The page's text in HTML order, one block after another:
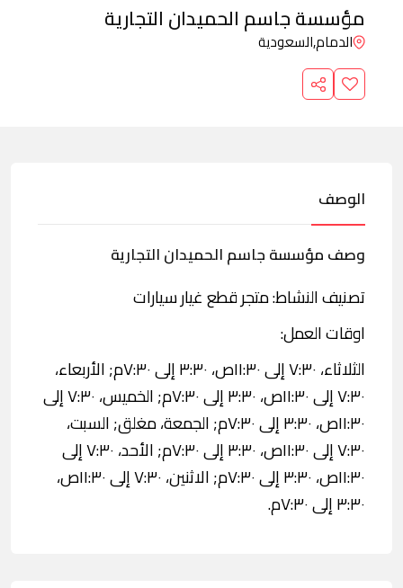
مؤسسة جاسم الحميدان التجارية
الدمام,السعودية
الوصف
وصف مؤسسة جاسم الحميدان التجارية
تصنيف النشاط: متجر قطع غيار سيارات
اوقات العمل:
الثلاثاء، ٧:٣٠ إلى ١١:٣٠ص، ٣:٣٠ إلى ٧:٣٠م; الأربعاء،
٧:٣٠ إلى ١١:٣٠ص، ٣:٣٠ إلى ٧:٣٠م; الخميس، ٧:٣٠ إلى
١١:٣٠ص، ٣:٣٠ إلى ٧:٣٠م; الجمعة، مغلق; السبت،
٧:٣٠ إلى ١١:٣٠ص، ٣:٣٠ إلى ٧:٣٠م; الأحد، ٧:٣٠ إلى
١١:٣٠ص، ٣:٣٠ إلى ٧:٣٠م; الاثنين، ٧:٣٠ إلى ١١:٣٠ص،
٣:٣٠ إلى ٧:٣٠م.